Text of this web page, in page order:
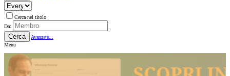
Cerca nel titolo
Da:
Cerca
Avanzate...
Menu